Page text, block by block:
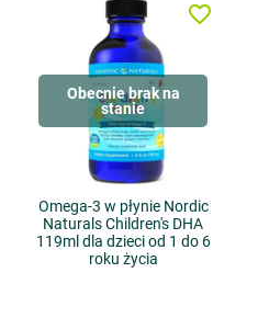
Obecnie brak na
stanie
Omega-3 w płynie Nordic
Naturals Children's DHA
119ml dla dzieci od 1 do 6
roku życia
favorite_border